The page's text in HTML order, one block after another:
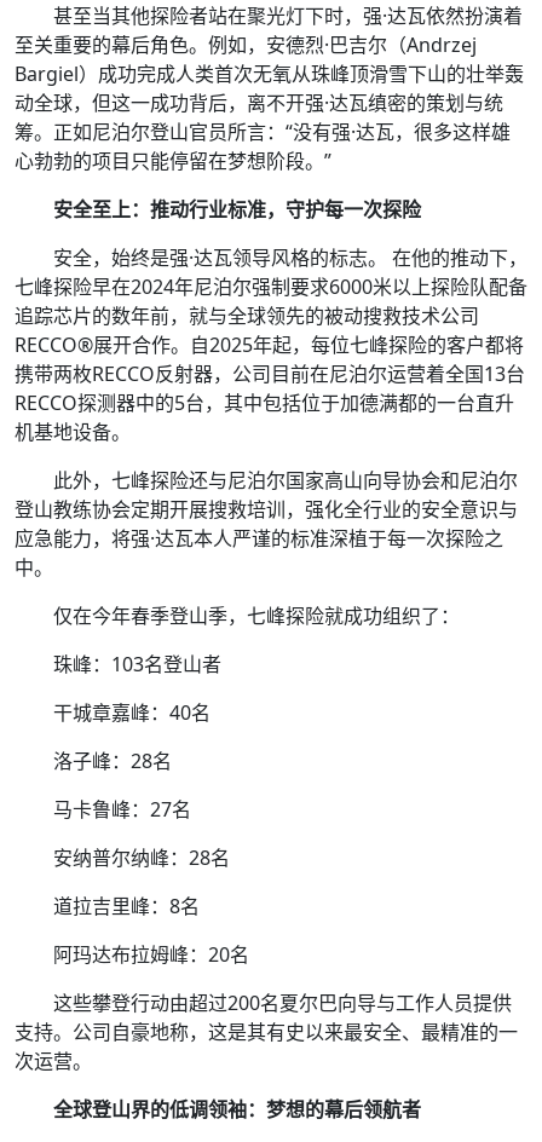
甚至当其他探险者站在聚光灯下时，强·达瓦依然扮演着
至关重要的幕后角色。例如，安德烈·巴吉尔（Andrzej
Bargiel）成功完成人类首次无氧从珠峰顶滑雪下山的壮举轰
动全球，但这一成功背后，离不开强·达瓦缜密的策划与统
筹。正如尼泊尔登山官员所言：“没有强·达瓦，很多这样雄
心勃勃的项目只能停留在梦想阶段。”
安全至上：推动行业标准，守护每一次探险
安全，始终是强·达瓦领导风格的标志。 在他的推动下，
七峰探险早在2024年尼泊尔强制要求6000米以上探险队配备
追踪芯片的数年前，就与全球领先的被动搜救技术公司
RECCO®展开合作。自2025年起，每位七峰探险的客户都将
携带两枚RECCO反射器，公司目前在尼泊尔运营着全国13台
RECCO探测器中的5台，其中包括位于加德满都的一台直升
机基地设备。
此外，七峰探险还与尼泊尔国家高山向导协会和尼泊尔
登山教练协会定期开展搜救培训，强化全行业的安全意识与
应急能力，将强·达瓦本人严谨的标准深植于每一次探险之
中。
仅在今年春季登山季，七峰探险就成功组织了：
珠峰：103名登山者
干城章嘉峰：40名
洛子峰：28名
马卡鲁峰：27名
安纳普尔纳峰：28名
道拉吉里峰：8名
阿玛达布拉姆峰：20名
这些攀登行动由超过200名夏尔巴向导与工作人员提供
支持。公司自豪地称，这是其有史以来最安全、最精准的一
次运营。
全球登山界的低调领袖：梦想的幕后领航者